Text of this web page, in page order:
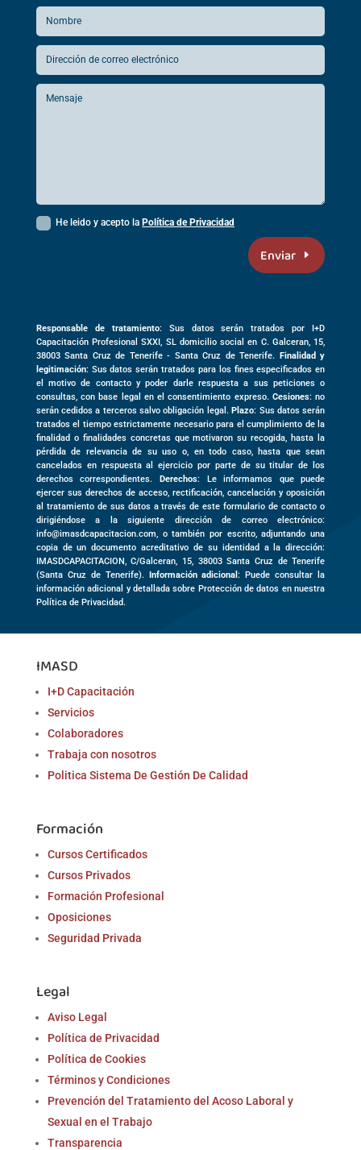
He leido y acepto laPolítica de Privacidad
Enviar
Responsable de tratamiento: Sus datos serán tratados por I+D
Capacitación Profesional SXXI, SL domicilio social en C. Galceran, 15,
38003Santa Cruz de Tenerife - Santa Cruz de Tenerife. Finalidad y
legitimación: Sus datos serán tratados para los fines especificados en
el motivo de contacto y poder darle respuesta a sus peticiones o
consultas, con base legal en el consentimiento expreso. Cesiones: no
serán cedidos a terceros salvo obligación legal.Plazo: Sus datos serán
tratados el tiempo estrictamente necesario para el cumplimiento de la
finalidad o finalidades concretas que motivaron su recogida, hasta la
pérdida de relevancia de su uso o, en todo caso, hasta que sean
cancelados en respuesta al ejercicio por parte de su titular de los
derechos correspondientes. Derechos: Le informamos que puede
ejercer sus derechos de acceso, rectificación, cancelación y oposición
al tratamiento de sus datos a través de este formulario de contacto o
dirigiéndose a la siguiente dirección de correo electrónico:
info@imasdcapacitacion.com, o también por escrito, adjuntando una
copia de un documento acreditativo de su identidad a la dirección:
IMASDCAPACITACION,C/Galceran, 15, 38003Santa Cruz de Tenerife
(Santa Cruz de Tenerife).Información adicional: Puede consultar la
información adicional y detallada sobre Protección de datos en nuestra
Política de Privacidad.
IMASD
I+D Capacitación
Servicios
Colaboradores
Trabaja con nosotros
Politica Sistema De Gestión De Calidad
Formación
Cursos Certificados
Cursos Privados
Formación Profesional
Oposiciones
Seguridad Privada
Legal
Aviso Legal
Política de Privacidad
Política de Cookies
Términos y Condiciones
Prevención del Tratamiento del Acoso Laboral y
Sexual en el Trabajo
Transparencia